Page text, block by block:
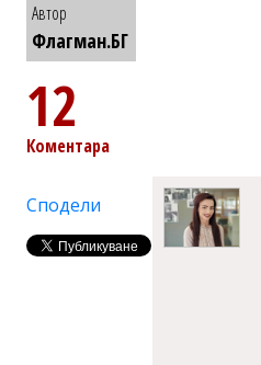
Автор
Флагман.БГ
12
Коментара
Сподели